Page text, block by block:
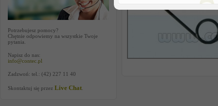
Potrzebujesz pomocy?
Chętnie odpowiemy na wszystkie Twoje
pytania.
Napisz do nas:
info@contec.pl
Zadzwoń: tel.: (42) 227 11 40
Skontaktuj się przez Live Chat